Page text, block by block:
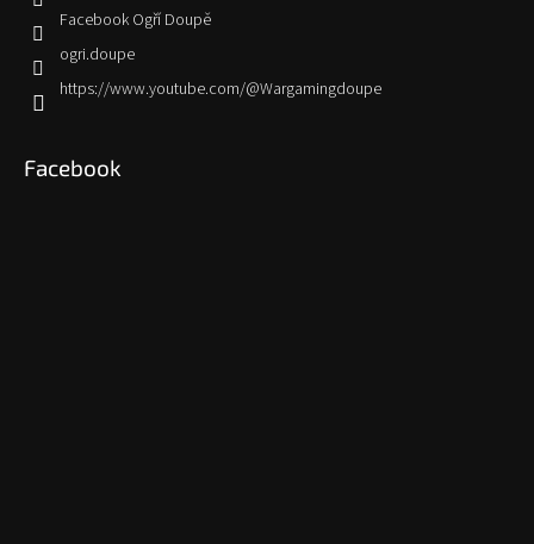
Facebook Ogří Doupě
ogri.doupe
https://www.youtube.com/@Wargamingdoupe
Facebook